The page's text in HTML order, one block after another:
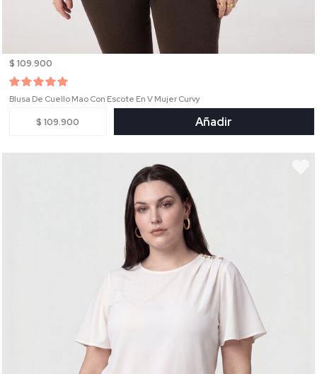
$ 109.900
Blusa De Cuello Mao Con Escote En V Mujer Curvy
$ 109.900 Añadir